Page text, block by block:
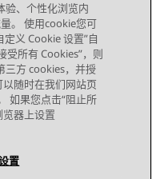
下一主题
验、个性化浏览内
。 使用cookie您可
义 Cookie 设置”自
受所有 Cookies”，则
三方 cookies，并授
随时在我们网站页
如果您点击“阻止所
器上设置
置